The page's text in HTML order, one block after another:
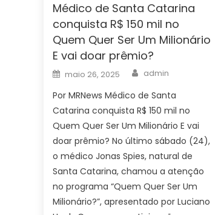
Médico de Santa Catarina
conquista R$ 150 mil no
Quem Quer Ser Um Milionário
E vai doar prêmio?
Posted
on
maio 26, 2025 Author
admin
Por MRNews Médico de Santa
Catarina conquista R$ 150 mil no
Quem Quer Ser Um Milionário E vai
doar prêmio? No último sábado (24),
o médico Jonas Spies, natural de
Santa Catarina, chamou a atenção
no programa “Quem Quer Ser Um
Milionário?”, apresentado por Luciano